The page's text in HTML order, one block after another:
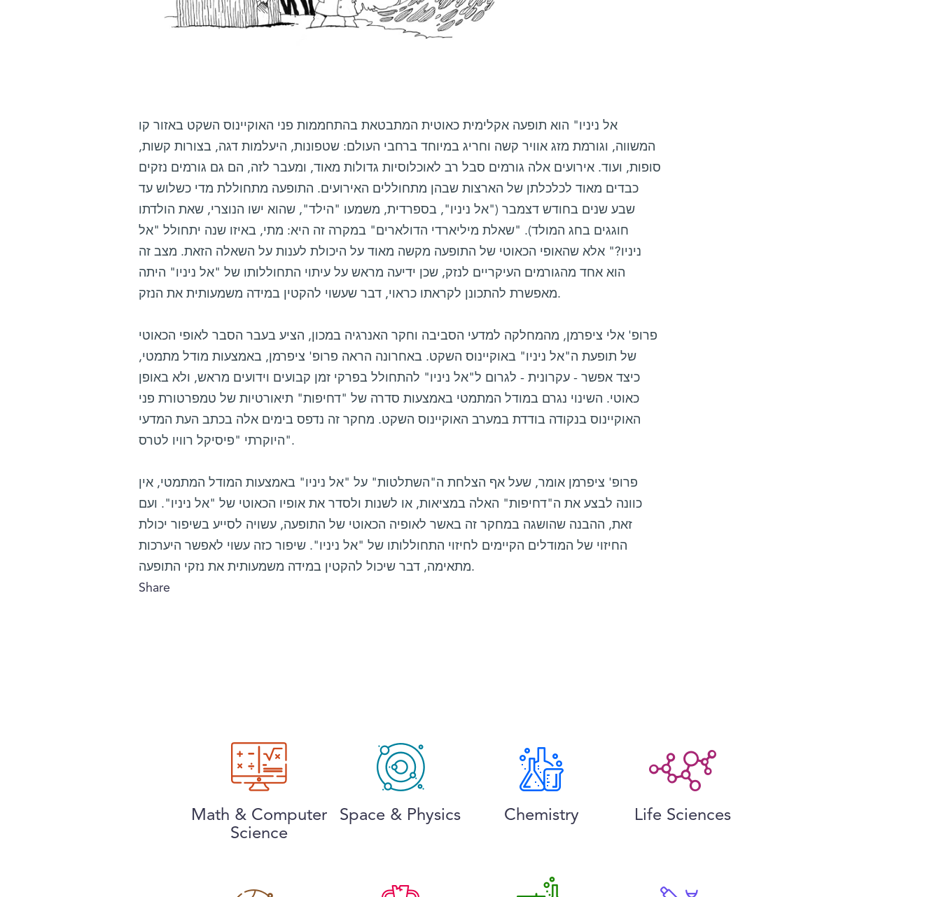
אל ניניו" הוא תופעה אקלימית כאוטית המתבטאת בהתחממות פני האוקיינוס השקט באזור קו
המשווה, וגורמת מזג אוויר קשה וחריג במיוחד ברחבי העולם: שטפונות, היעלמות דגה, בצורות קשות,
סופות, ועוד. אירועים אלה גורמים סבל רב לאוכלוסיות גדולות מאוד, ומעבר לזה, הם גם גורמים נזקים
כבדים מאוד לכלכלתן של הארצות שבהן מתחוללים האירועים. התופעה מתחוללת מדי כשלוש עד
שבע שנים בחודש דצמבר ("אל ניניו", בספרדית, משמעו "הילד", שהוא ישו הנוצרי, שאת הולדתו
חוגגים בחג המולד). "שאלת מיליארדי הדולארים" במקרה זה היא: מתי, באיזו שנה יתחולל "אל
ניניו?" אלא שהאופי הכאוטי של התופעה מקשה מאוד על היכולת לענות על השאלה הזאת. מצב זה
הוא אחד מהגורמים העיקריים לנזק, שכן ידיעה מראש על עיתוי התחוללותו של "אל ניניו" היתה
מאפשרת להתכונן לקראתו כראוי, דבר שעשוי להקטין במידה משמעותית את הנזק.
פרופ' אלי ציפרמן, מהמחלקה למדעי הסביבה וחקר האנרגיה במכון, הציע בעבר הסבר לאופי הכאוטי
של תופעת ה"אל ניניו" באוקיינוס השקט. באחרונה הראה פרופ' ציפרמן, באמצעות מודל מתמטי,
כיצד אפשר - עקרונית - לגרום ל"אל ניניו" להתחולל בפרקי זמן קבועים וידועים מראש, ולא באופן
כאוטי. השינוי נגרם במודל המתמטי באמצעות סדרה של "דחיפות" תיאורטיות של טמפרטורת פני
האוקיינוס בנקודה בודדת במערב האוקיינוס השקט. מחקר זה נדפס בימים אלה בכתב העת המדעי
היוקרתי "פיסיקל רוויו לטרס".
פרופ' ציפרמן אומר, שעל אף הצלחת ה"השתלטות" על "אל ניניו" באמצעות המודל המתמטי, אין
כוונה לבצע את ה"דחיפות" האלה במציאות, או לשנות ולסדר את אופיו הכאוטי של "אל ניניו". ועם
זאת, ההבנה שהושגה במחקר זה באשר לאופיה הכאוטי של התופעה, עשויה לסייע בשיפור יכולת
החיזוי של המודלים הקיימים לחיזוי התחוללותו של "אל ניניו". שיפור כזה עשוי לאפשר היערכות
מתאימה, דבר שיכול להקטין במידה משמעותית את נזקי התופעה.
Share
Math & Computer
Science
Space & Physics Chemistry Life Sciences